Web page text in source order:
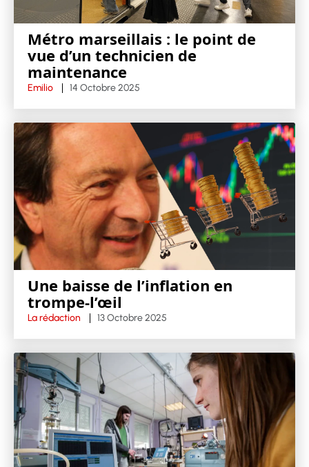
Métro marseillais : le point de
vue d’un technicien de
maintenance
Emilio 14 Octobre 2025
Une baisse de l’inflation en
trompe-l’œil
La rédaction 13 Octobre 2025